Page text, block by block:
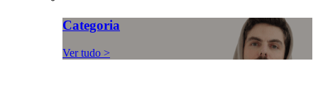
Categoria
Ver tudo >